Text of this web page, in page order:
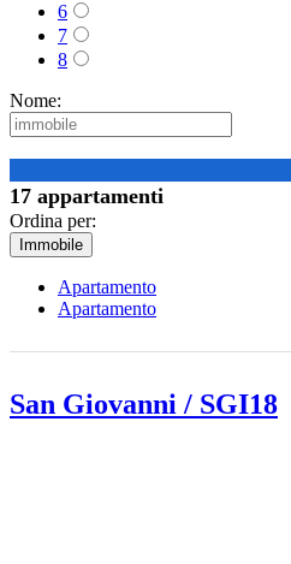
6
7
8
Nome:
17 appartamenti
Ordina per:
Immobile
Apartamento
Apartamento
San Giovanni / SGI18